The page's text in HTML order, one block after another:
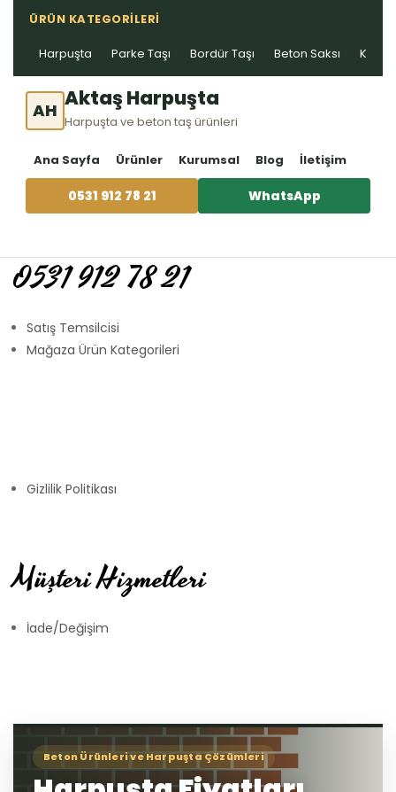
ÜRÜN KATEGORILERI
Harpuşta Parke Taşı Bordür Taşı Beton Saksı Kablo
AH Aktaş Harpuşta
Harpuşta ve beton taş ürünleri
Ana Sayfa Ürünler Kurumsal Blog İletişim
0531 912 78 21 WhatsApp
0531 912 78 21
Satış Temsilcisi
Mağaza Ürün Kategorileri
Gizlilik Politikası
Müşteri Hizmetleri
İade/Değişim